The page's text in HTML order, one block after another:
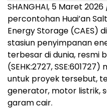
SHANGHAI, 5 Maret
percontohan Huai’an
Energy Storage (CAES)
stasiun penyimpanan
terbesar di dunia, resmi
(SEHK:2727,
untuk proyek tersebut,
generator, motor listrik,
garam cair.